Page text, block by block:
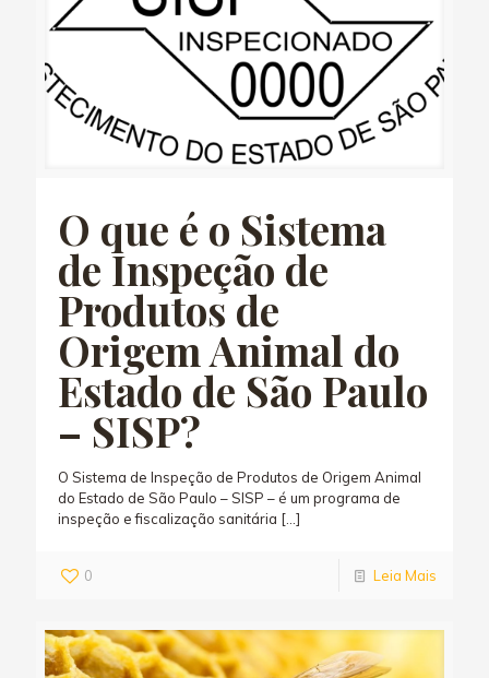
O que é o Sistema
de Inspeção de
Produtos de
Origem Animal do
Estado de São Paulo
– SISP?
O Sistema de Inspeção de Produtos de Origem Animal
do Estado de São Paulo – SISP – é um programa de
inspeção e fiscalização sanitária […]
0 Leia Mais